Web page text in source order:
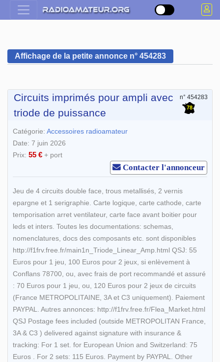
Affichage de la petite annonce n° 454283
Circuits imprimés pour ampli avec
triode de puissance
n° 454283
78
Catégorie: Accessoires radioamateur
Date: 7 juin 2026
Prix: 55 € + port
Contacter l'annonceur
Jeu de 4 circuits double face, trous metallisés, 2 vernis
epargne et 1 serigraphie. Carte logique, carte cathode, carte
temporisation arret ventilateur, carte face avant boitier pour
leds et inters. Toutes les documentations: schemas,
nomenclatures, docs des composants etc. sont disponibles
http://f1frv.free.fr/main1n_Triode_Linear_Amp.html QSJ: 55
Euros pour 1 jeu, 100 Euros pour 2 jeux, si enlèvement à
Conflans 78700, ou, avec frais de port recommandé et assuré
: 70 Euros pour 1 jeu, ou, 120 Euros pour 2 jeux de circuits
(France METROPOLITAINE, 3A et C3 uniquement). Paiement
PAYPAL. Autres annonces: http://f1frv.free.fr/Flea_Market.html
QSJ Postage fees included (outside METROPOLITAN France,
3A & C3 ) delivered against signature with insurance &
tracking: For 1 set. for European Union and Switzerland: 75
Euros . For 2 sets: 115 Euros. Payment by PAYPAL. Other